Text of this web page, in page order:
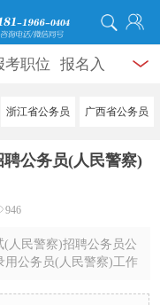
考职位 报名入
录用公示 辅导
队
浙江省公务员 广西省公务员
公务员(人民警察)
946
民警察)招聘公务员公
公务员(人民警察)工作